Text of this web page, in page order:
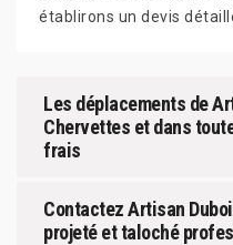
établirons un devis
Les déplacements de
Chervettes et dans
frais
Contactez Artisan
projeté et taloché